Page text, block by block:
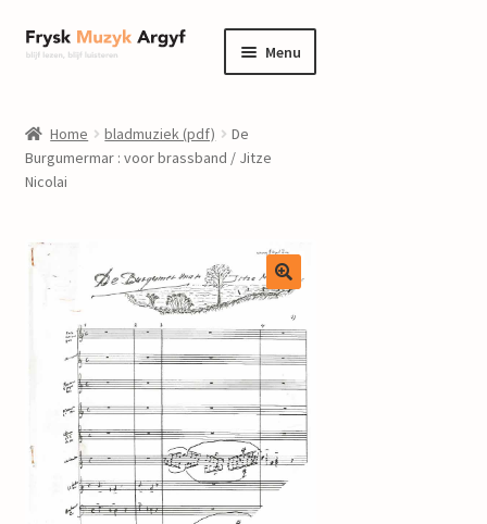
Ga
door
navigatie
Ga
naar
inhoud
Menu
informatie
Componisten
nieuws
events
contact
mijn account
Home bladmuziek (pdf)
De
Burgumermar : voor brassband / Jitze
Nicolai